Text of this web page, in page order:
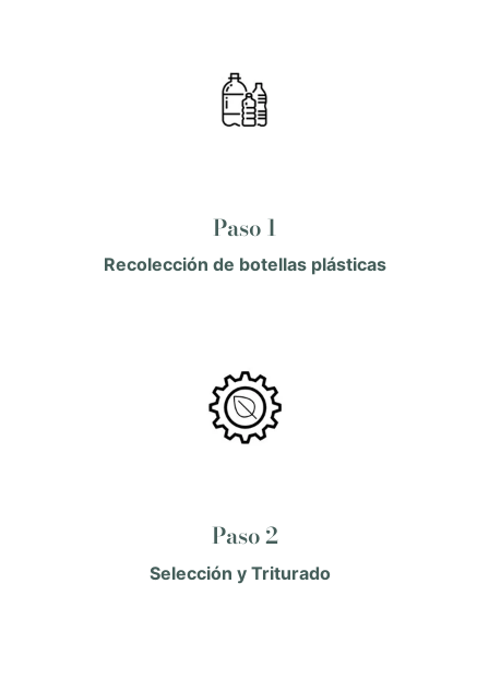
Paso 1
Recolección de botellas plásticas
Paso 2
Selección y Triturado